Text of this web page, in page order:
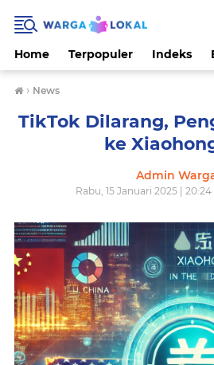
Home Terpopuler Indeks
› News
TikTok Dilarang,
ke
Admin
Rabu, 15 Januari 2025 | 20:24